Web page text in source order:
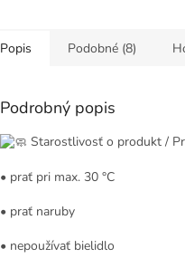
Popis Podobné (8)
Podrobný popis
Starostlivosť o produkt /
• prať pri max. 30 °C
• prať naruby
• nepoužívať bielidlo